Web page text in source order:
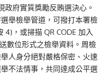
府實質獎勵反賄選決心。
舉檢舉管道，可撥打本署檢
，或掃描 QR CODE 加入
數位形式之檢舉資料。周檢
人身分絕對嚴格保密、火速
不法情事，共同達成公平選